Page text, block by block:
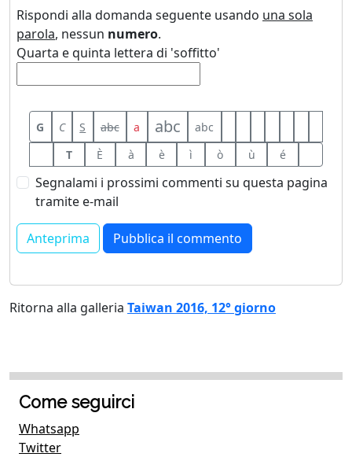
Rispondi alla domanda seguente usando una sola
parola, nessun numero.
Quarta e quinta lettera di 'soffitto'
G C S abc a abc
abc
T
È à è ì ò ù é
Segnalami i prossimi commenti su questa pagina
tramite e-mail
Ritorna alla galleria Taiwan 2016, 12° giorno
Come seguirci
Whatsapp
Twitter